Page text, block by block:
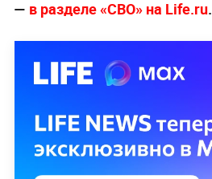
— в разделе «СВО» на Life.ru.